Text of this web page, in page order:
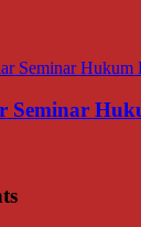
Seminar